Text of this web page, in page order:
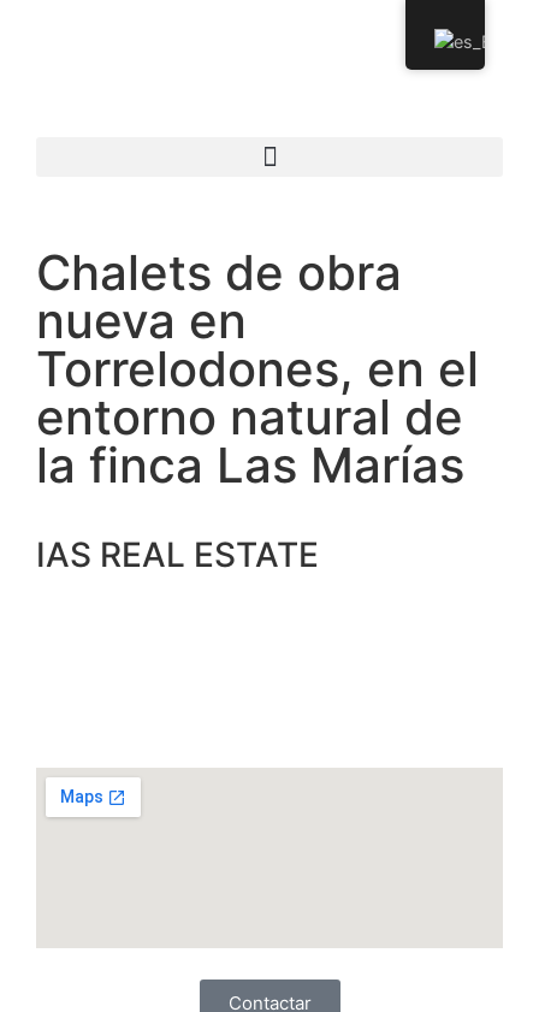
Chalets de obra
nueva en
Torrelodones, en el
entorno natural de
la finca Las Marías
IAS REAL ESTATE
Contactar